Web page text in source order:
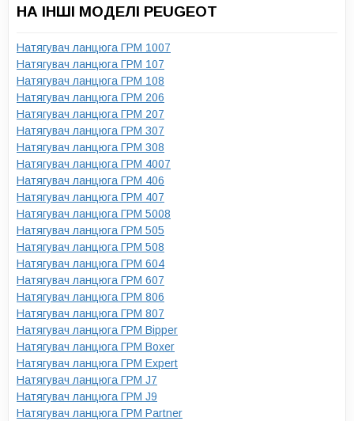
НА ІНШІ МОДЕЛІ PEUGEOT
Натягувач ланцюга ГРМ 1007
Натягувач ланцюга ГРМ 107
Натягувач ланцюга ГРМ 108
Натягувач ланцюга ГРМ 206
Натягувач ланцюга ГРМ 207
Натягувач ланцюга ГРМ 307
Натягувач ланцюга ГРМ 308
Натягувач ланцюга ГРМ 4007
Натягувач ланцюга ГРМ 406
Натягувач ланцюга ГРМ 407
Натягувач ланцюга ГРМ 5008
Натягувач ланцюга ГРМ 505
Натягувач ланцюга ГРМ 508
Натягувач ланцюга ГРМ 604
Натягувач ланцюга ГРМ 607
Натягувач ланцюга ГРМ 806
Натягувач ланцюга ГРМ 807
Натягувач ланцюга ГРМ Bipper
Натягувач ланцюга ГРМ Boxer
Натягувач ланцюга ГРМ Expert
Натягувач ланцюга ГРМ J7
Натягувач ланцюга ГРМ J9
Натягувач ланцюга ГРМ Partner